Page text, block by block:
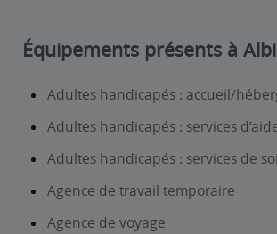
Équipements présents à Albi
Adultes handicapés : accueil/
Adultes handicapés : services
Adultes handicapés : services de
Agence de travail temporaire
Agence de voyage